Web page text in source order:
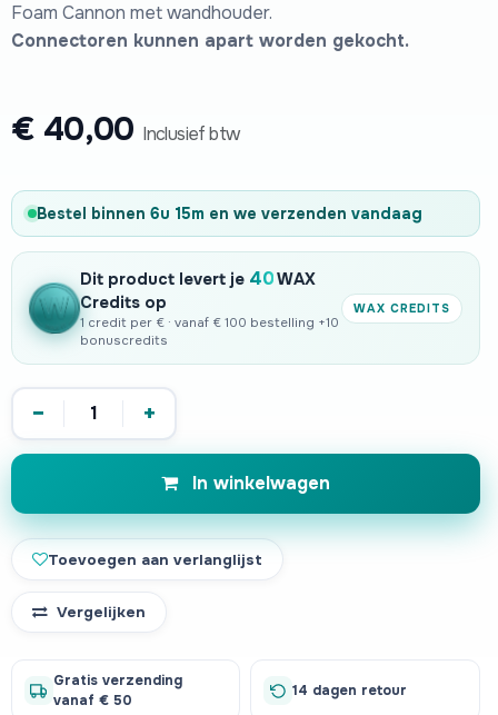
Foam Cannon met wandhouder.
Connectoren kunnen apart worden gekocht.
€ 40,00 Inclusief btw
Bestel binnen 6u 15m en we verzenden vandaag
Dit product levert je 40WAX
Credits op
1 credit per € · vanaf € 100 bestelling +10
bonuscredits
WAX CREDITS
− +
In winkelwagen
Toevoegen aan verlanglijst
Vergelijken
Gratis verzending
vanaf € 50
14 dagen retour